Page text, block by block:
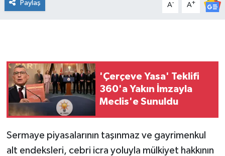
Paylaş A- A+
'Çerçeve Yasa' Teklifi
360'a Yakın İmzayla
Meclis'e Sunuldu
Sermaye piyasalarının taşınmaz ve gayrimenkul
alt endeksleri, cebri icra yoluyla mülkiyet hakkının